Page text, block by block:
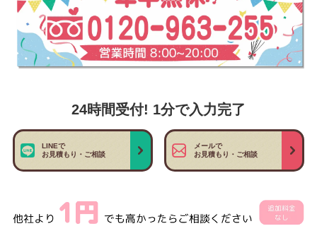
24時間受付! 1分で入力完了
LINEで
お見積もり・ご相談
メールで
お見積もり・ご相談